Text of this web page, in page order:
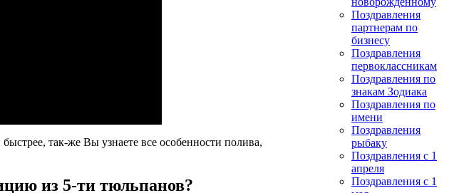
так-же Вы узнаете все особенности полива,
из 5-ти тюльпанов?
Поздравления
партнерам по
бизнесу
Поздравления
первоклассникам
Поздравления по
знакам Зодиака
Поздравления по
имени
Поздравления
рыбаку
Поздравления с 1
апреля
Поздравления с 1